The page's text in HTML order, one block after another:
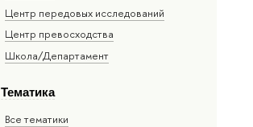
Центр передовых исследований
Центр превосходства
Школа/Департамент
Тематика
Все тематики